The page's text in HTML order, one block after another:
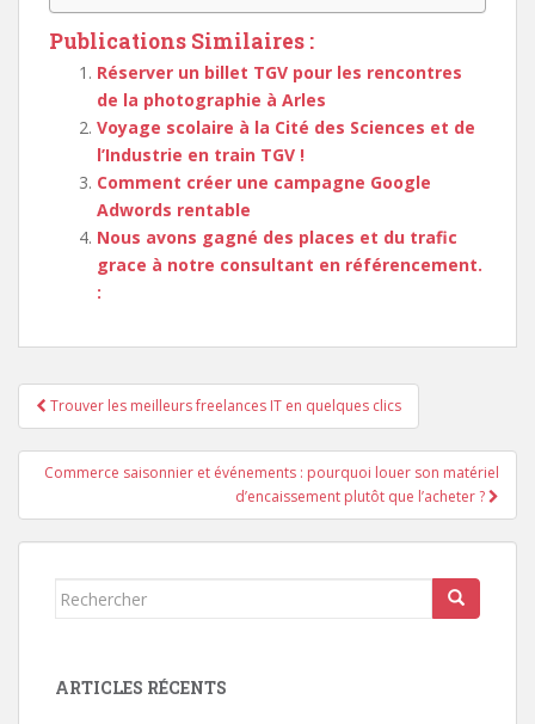
Publications Similaires :
Réserver un billet TGV pour les rencontres
de la photographie à Arles
Voyage scolaire à la Cité des Sciences et de
l’Industrie en train TGV !
Comment créer une campagne Google
Adwords rentable
Nous avons gagné des places et du trafic
grace à notre consultant en référencement.
:
Navigation
de
l’article
Trouver les meilleurs freelances IT en quelques clics
Commerce saisonnier et événements : pourquoi louer son matériel
d’encaissement plutôt que l’acheter ?
Rechercher...
ARTICLES RÉCENTS